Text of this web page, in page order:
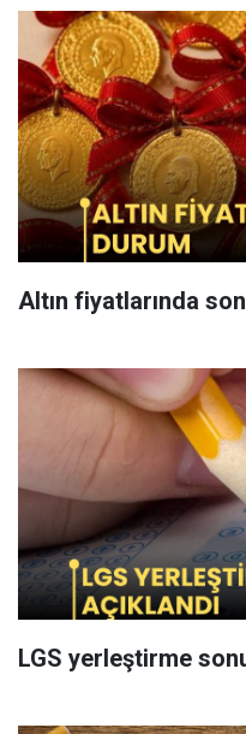
Altın fiyatlarında
LGS yerleştirme